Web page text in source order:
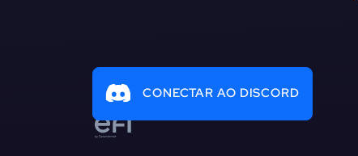
CONECTAR AO DISCORD